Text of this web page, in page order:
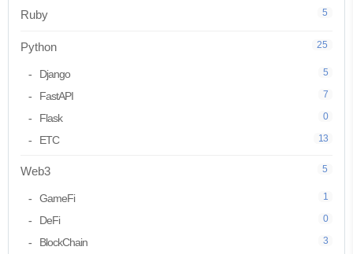
Ruby 5
Python 25
Django 5
FastAPI 7
Flask 0
ETC 13
Web3 5
GameFi 1
DeFi 0
BlockChain 3